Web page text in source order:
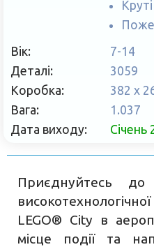
Вік:
7-14
Деталі:
3059
Коробка:
382 x
Вага:
1.037
Дата виходу:
Січень
Приєднуйтесь
LEGO® City в
місце події та